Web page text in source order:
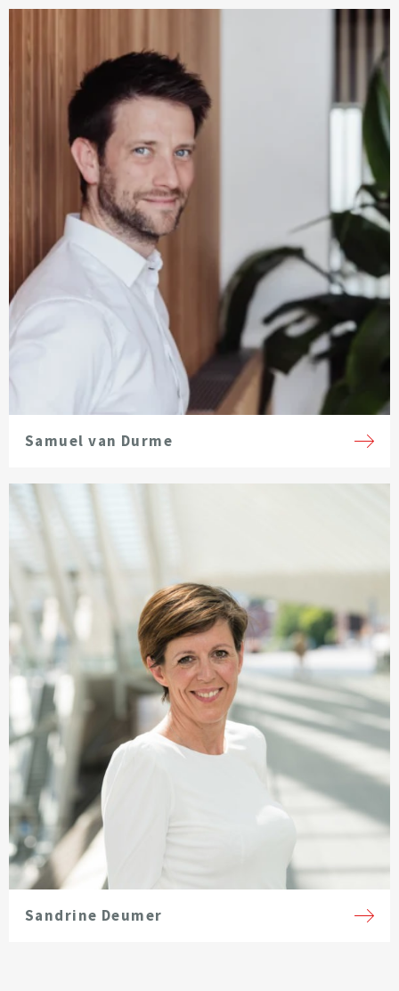
Samuel van Durme
Voir la fiche de l'avocat
Sandrine Deumer
Voir la fiche de l'avocat